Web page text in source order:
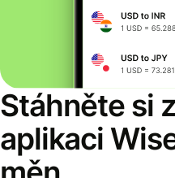
Stáhněte si
aplikaci